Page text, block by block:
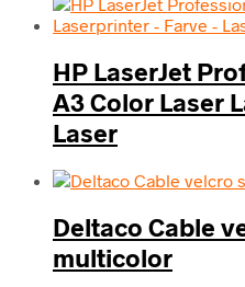
HP LaserJet
A3 Color Laser
Laser
Deltaco Cable
multicolor